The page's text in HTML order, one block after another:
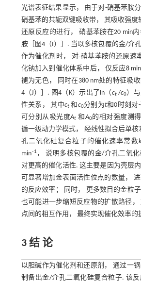
光谱表征结果显示， 由于对-硝基苯胺
硝基苯的共轭双键吸收带， 其吸收强度
还原反应的进行， 硝基苯胺在20 min
胺［
图4（I）］. 当以多核包覆的金/介
作为催化剂时， 对-硝基苯胺的还原速
化钠加入到催化体系中后， 仅反应8
褪为无色， 同时在380 nm处的特征吸收
4（J）］. 图4（K）示出了ln（ ct/c0）
性关系， 其中ct和 c0分别为t和0时刻对
可分别从吸光度At 和A0的相对强度测
循一级动力学模式， 经线性拟合后单
孔二氧化硅复合粒子的催化速率常数k
min⁻1 ， 说明多核包覆的金/介孔二氧
对更高的催化活性. 这主要是因为壳层
可显著增加金表面活性位点的数量，
的反应效率； 同时， 更多数目的金粒
也可能进一步缩短反应物的扩散路径，
点间的相互作用， 最终实现催化效率的
3 结 论
以胆碱作为催化剂和还原剂， 通过一
制备出金/介孔二氧化硅复合粒子. 该